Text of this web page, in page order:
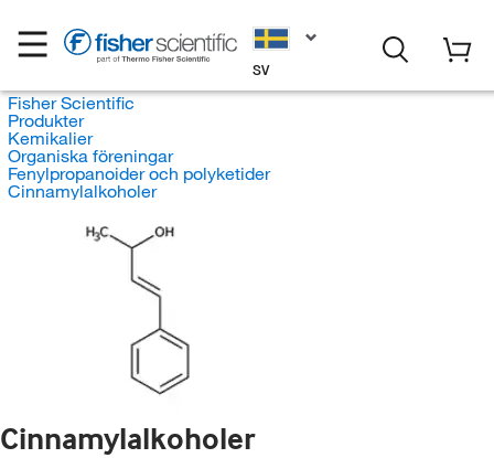
SV
Fisher Scientific
Produkter
Kemikalier
Organiska föreningar
Fenylpropanoider och polyketider
Cinnamylalkoholer
Cinnamylalkoholer